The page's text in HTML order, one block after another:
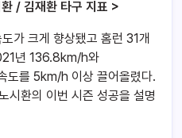
/ 김재환 타구 지표 >
가 크게 향상됐고 홈런 31개
년 136.8km/h와
도를 5km/h 이상 끌어올렸다.
시환의 이번 시즌 성공을 설명